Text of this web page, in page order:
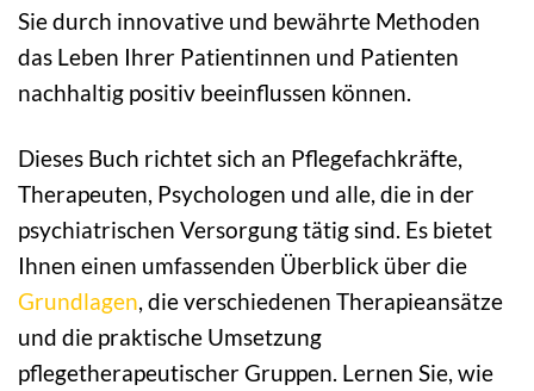
Sie durch innovative und bewährte Methoden
das Leben Ihrer Patientinnen und Patienten
nachhaltig positiv beeinflussen können.
Dieses Buch richtet sich an Pflegefachkräfte,
Therapeuten, Psychologen und alle, die in der
psychiatrischen Versorgung tätig sind. Es bietet
Ihnen einen umfassenden Überblick über die
Grundlagen , die verschiedenen Therapieansätze
und die praktische Umsetzung
pflegetherapeutischer Gruppen. Lernen Sie, wie